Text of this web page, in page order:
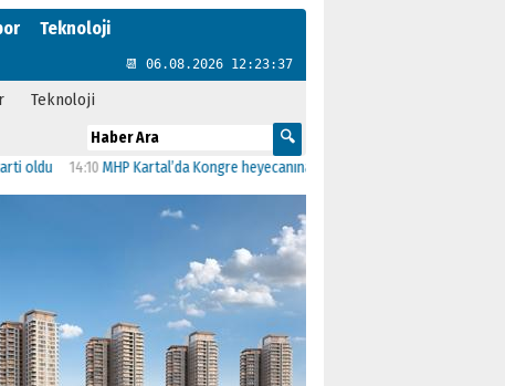
Teknoloji
📆 06.08.2026 12:23:37
Teknoloji
14:10MHP Kartal’da Kongre heyecanına Ersin Uzunkaya’dan herekese davet!